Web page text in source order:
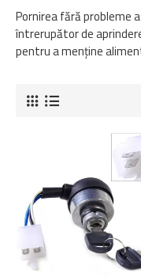
Pornirea fără probleme
întrerupător de
pentru a menține